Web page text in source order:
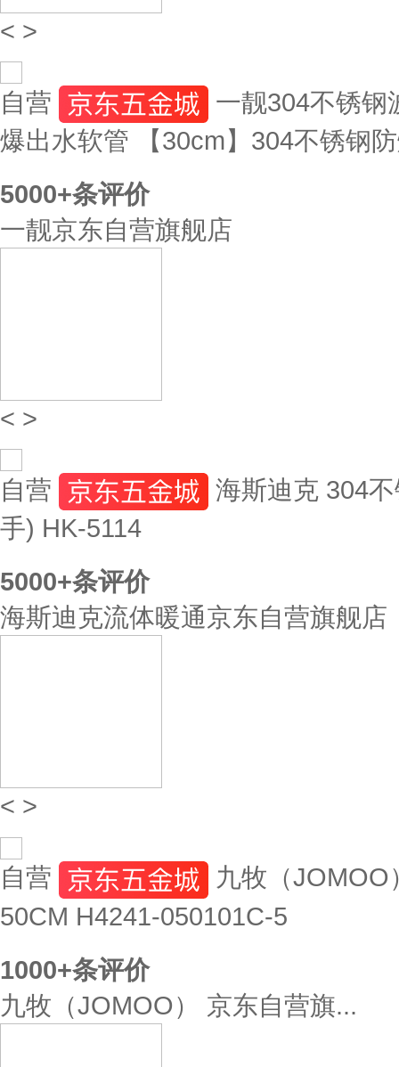
< >
自营
一靓304不锈钢
爆出水软管 【30cm】304不锈钢
5000+条评价
一靓京东自营旗舰店
< >
自营
海斯迪克 304
手) HK-5114
5000+条评价
海斯迪克流体暖通京东自营旗舰店
< >
自营
九牧（
50CM H4241-050101C-5
1000+条评价
九牧（JOMOO） 京东自营旗...